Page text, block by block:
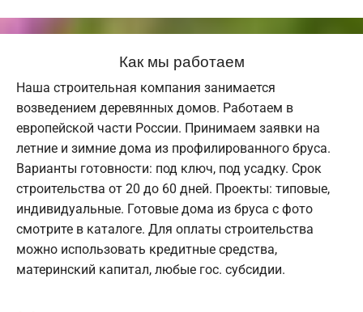
Как мы работаем
Наша строительная компания занимается
возведением деревянных домов. Работаем в
европейской части России. Принимаем заявки на
летние и зимние дома из профилированного бруса.
Варианты готовности: под ключ, под усадку. Срок
строительства от 20 до 60 дней. Проекты: типовые,
индивидуальные. Готовые дома из бруса с фото
смотрите в каталоге. Для оплаты строительства
можно использовать кредитные средства,
материнский капитал, любые гос. субсидии.